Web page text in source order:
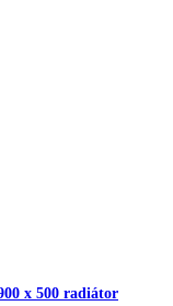
x 500 radiátor